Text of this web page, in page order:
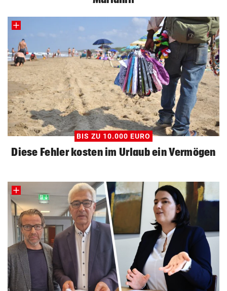
BIS ZU 10.000 EURO
Diese Fehler kosten im Urlaub ein Vermögen